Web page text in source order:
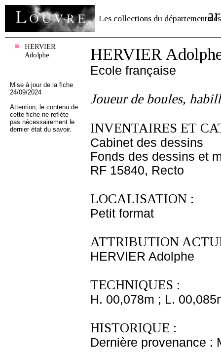
Les collections du département des
HERVIER
Adolphe
Mise à jour de la fiche
24/09/2024
Attention, le contenu de
cette fiche ne reflète
pas nécessairement le
dernier état du savoir.
HERVIER
Ecole française
Joueur de boules,
INVENTAIRES ET
Cabinet des dessins
Fonds des dessins et
RF 15840, Recto
LOCALISATION :
Petit format
ATTRIBUTION
HERVIER Adolphe
TECHNIQUES :
H. 00,078m ; L.
HISTORIQUE :
Dernière provenance :